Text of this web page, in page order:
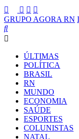
GRUPO AGORA RN
ÚLTIMAS
POLÍTICA
BRASIL
RN
MUNDO
ECONOMIA
SAÚDE
ESPORTES
COLUNISTAS
NATAL